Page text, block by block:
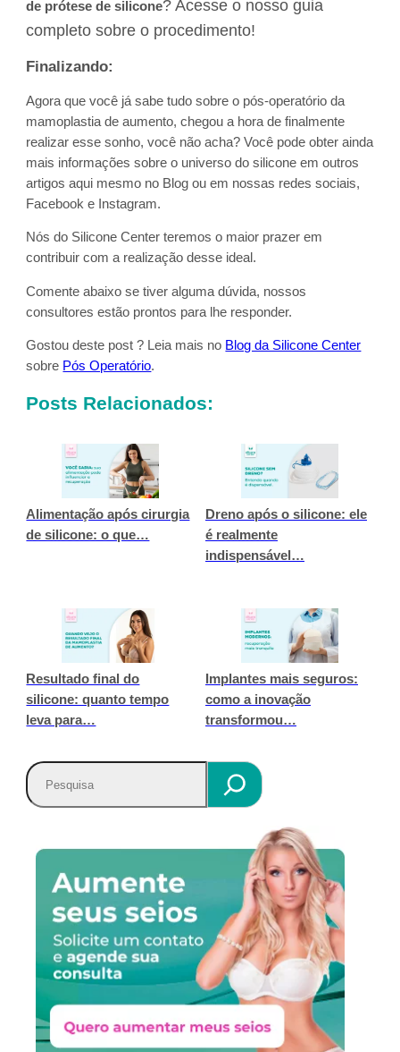
de prótese de silicone? Acesse o nosso guia
completo sobre o procedimento!
Finalizando:
Agora que você já sabe tudo sobre o pós-operatório da
mamoplastia de aumento, chegou a hora de finalmente
realizar esse sonho, você não acha? Você pode obter ainda
mais informações sobre o universo do silicone em outros
artigos aqui mesmo no Blog ou em nossas redes sociais,
Facebook e Instagram.
Nós do Silicone Center teremos o maior prazer em
contribuir com a realização desse ideal.
Comente abaixo se tiver alguma dúvida, nossos
consultores estão prontos para lhe responder.
Gostou deste post ? Leia mais no Blog da Silicone Center
sobre Pós Operatório.
Posts Relacionados:
Alimentação após cirurgia
de silicone: o que…
Dreno após o silicone: ele
é realmente
indispensável…
Resultado final do
silicone: quanto tempo
leva para…
Implantes mais seguros:
como a inovação
transformou…
P
e